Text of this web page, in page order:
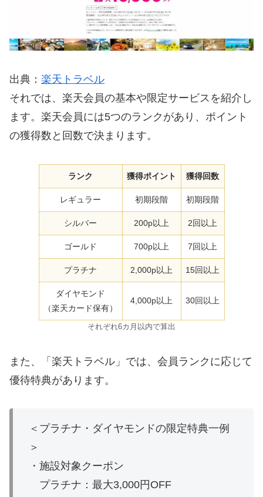
出典： 楽天トラベル
それでは、楽天会員の基本や限定サービスを紹介し
ます。楽天会員には5つのランクがあり、ポイント
の獲得数と回数で決まります。
ランク 獲得ポイント 獲得回数
レギュラー 初期段階 初期段階
シルバー 200p以上 2回以上
ゴールド 700p以上 7回以上
プラチナ 2,000p以上 15回以上
ダイヤモンド
（楽天カード保有）
4,000p以上 30回以上
それぞれ6カ月以内で算出
また、「楽天トラベル」では、会員ランクに応じて
優待特典があります。
＜プラチナ・ダイヤモンドの限定特典一例
＞
・施設対象クーポン
プラチナ：最大3,000円OFF